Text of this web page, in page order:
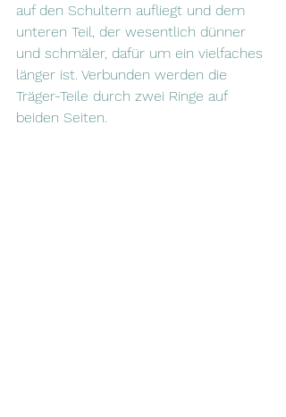
auf den Schultern aufliegt und dem
unteren Teil, der wesentlich dünner
und schmäler, dafür um ein vielfaches
länger ist. Verbunden werden die
Träger-Teile durch zwei Ringe auf
beiden Seiten.